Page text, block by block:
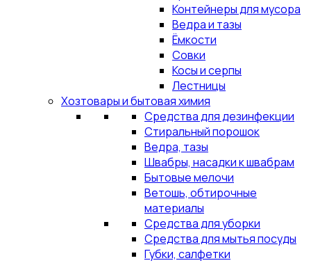
Контейнеры для мусора
Ведра и тазы
Ёмкости
Совки
Косы и серпы
Лестницы
Хозтовары и бытовая химия
Средства для дезинфекции
Стиральный порошок
Ведра, тазы
Швабры, насадки к швабрам
Бытовые мелочи
Ветошь, обтирочные
материалы
Средства для уборки
Средства для мытья посуды
Губки, салфетки